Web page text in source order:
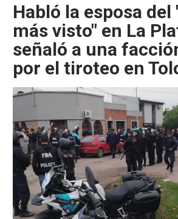
Habló la esposa
más visto" en La
señaló a una
por el tiroteo en